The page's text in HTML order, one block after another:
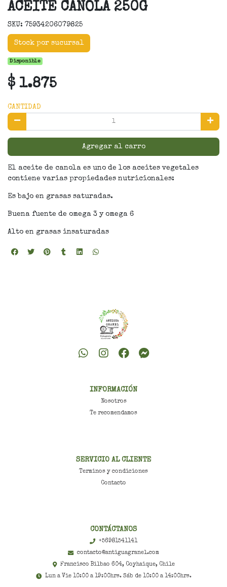
ACEITE CANOLA 250G
SKU: 75934206079825
Stock por sucursal
Disponible
$ 1.875
CANTIDAD
Agregar al carro
El aceite de canola es uno de los aceites vegetales
contiene varias propiedades nutricionales:
Es bajo en grasas saturadas.
Buena fuente de omega 3 y omega 6
Alto en grasas insaturadas
INFORMACIÓN
Nosotros
Te recomendamos
SERVICIO AL CLIENTE
Terminos y condiciones
Contacto
CONTÁCTANOS
+56981541141
contacto@antiguagranel.com
Francisco Bilbao 604, Coyhaique, Chile
Lun a Vie 10:00 a 19:00hrs. Sáb de 10:00 a 14:00hrs.